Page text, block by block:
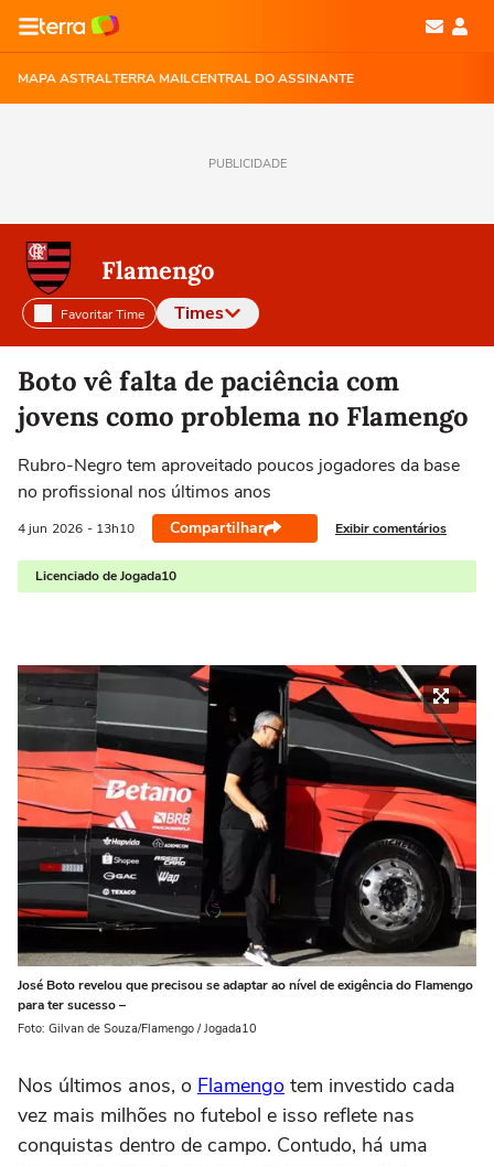
MAPA ASTRALTERRA MAILCENTRAL DO ASSINANTE
PUBLICIDADE
Flamengo
Favoritar Time Times
Selecione o time para ver as notícias
Boto vê falta de paciência com
jovens como problema no Flamengo
Rubro-Negro tem aproveitado poucos jogadores da base
no profissional nos últimos anos
4 jun 2026 - 13h10 Compartilhar Exibir comentários
Licenciado de Jogada10
José Boto revelou que precisou se adaptar ao nível de exigência do Flamengo
para ter sucesso –
Foto: Gilvan de Souza/Flamengo / Jogada10
Nos últimos anos, o Flamengo tem investido cada
vez mais milhões no futebol e isso reflete nas
conquistas dentro de campo. Contudo, há uma